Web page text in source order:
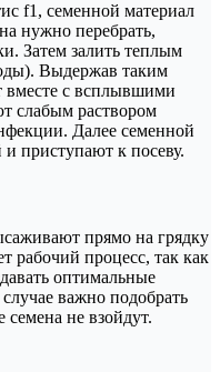
f1, семенной материал
нужно перебрать,
Затем залить теплым
Выдержав таким
вместе с всплывшими
слабым раствором
Далее семенной
приступают к посеву.
прямо на грядку
рабочий процесс, так как
оптимальные
важно подобрать
не взойдут.